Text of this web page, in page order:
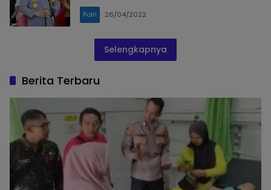
Polri 26/04/2022
Selengkapnya
Berita Terbaru